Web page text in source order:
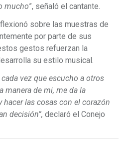
mucho”, señaló el cantante.
sobre las muestras de
por parte de sus
gestos refuerzan la
su estilo musical.
vez que escucho a otros
manera de mi, me da la
hacer las cosas con el corazón
decisión”, declaró el Conejo